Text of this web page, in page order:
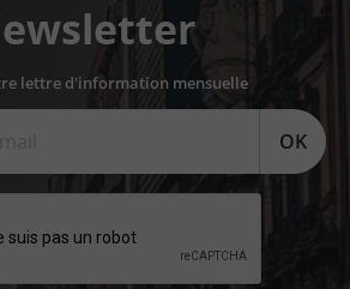
lettre d'information mensuelle
OK